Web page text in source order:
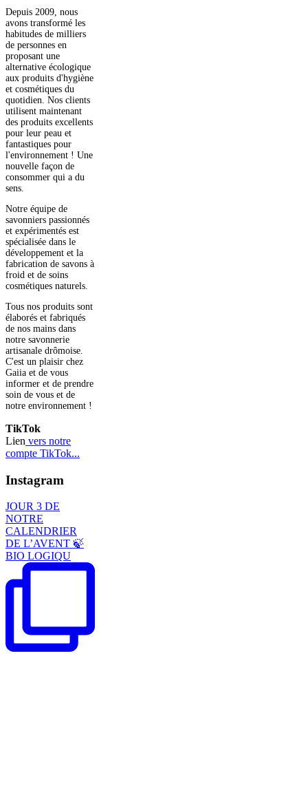
Depuis 2009, nous
avons transformé les
habitudes de milliers
de personnes en
proposant une
alternative écologique
aux produits d'hygiène
et cosmétiques du
quotidien. Nos clients
utilisent maintenant
des produits excellents
pour leur peau et
fantastiques pour
l'environnement ! Une
nouvelle façon de
consommer qui a du
sens.
Notre équipe de
savonniers passionnés
et expérimentés est
spécialisée dans le
développement et la
fabrication de savons à
froid et de soins
cosmétiques naturels.
Tous nos produits sont
élaborés et fabriqués
de nos mains dans
notre savonnerie
artisanale drômoise.
C'est un plaisir chez
Gaiia et de vous
informer et de prendre
soin de vous et de
notre environnement !
TikTok
Lien vers notre
compte TikTok...
Instagram
JOUR 3 DE
NOTRE
CALENDRIER
DE L’AVENT 🍃
BIO LOGIQU